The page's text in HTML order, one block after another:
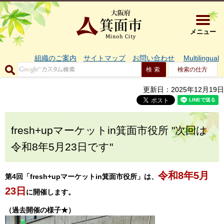
大阪府箕
メニュー
組織のご案内 サイトマップ お問い合わせ Multilingual
検索の仕方
更新日：2025年12月19日
fresh+upマーケットin箕面市役所 "次回は
令和8年5月23日です"
第4回「fresh+upマーケットin箕面市役所」は、 令和8年5月
23日 に開催します。
（過去開催の様子★）